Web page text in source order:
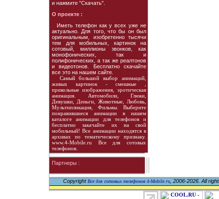
и нажмите "Скачать".
О проекте :
Иметь телефон как у всех уже не
актуально. Для того, что бы он был
оригинальным, изобретенно тысячи
тем для мобильных, картинок на
сотовый, миллионы звонков, как
монофонических, так и
полифонических, а так же реалтонов
и видеотонов. Бесплатно скачайте
все это на нашем сайте.
Самый большой выбор анимаций,
живых картинок - смешные ,
прикольные изображения, эротическая
анимация. Автомобили, Глюки,
Девушки, Деньги, Животные, Любовь,
Мультипликация, Фильмы. Выберите
понравившиеся анимации в нашем
каталоге анимации для телефонов и
бесплатно закачайте их на свой
мобильный! Все анимации находятся в
архивах по тематическому признаку.
www.4-Mobile.ru Все для сотовых
телефонов.
Партнеры :
Copyright Все для сотовых телефонов 4-Mobile.ru, 2006-2026. All